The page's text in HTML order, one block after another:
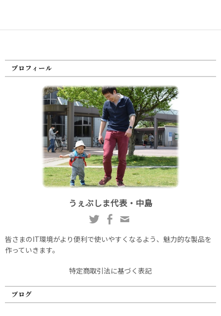
プロフィール
うぇぶしま代表・中島
皆さまのIT環境がより便利で使いやすくなるよう、魅力的な製品を
作っていきます。
特定商取引法に基づく表記
ブログ